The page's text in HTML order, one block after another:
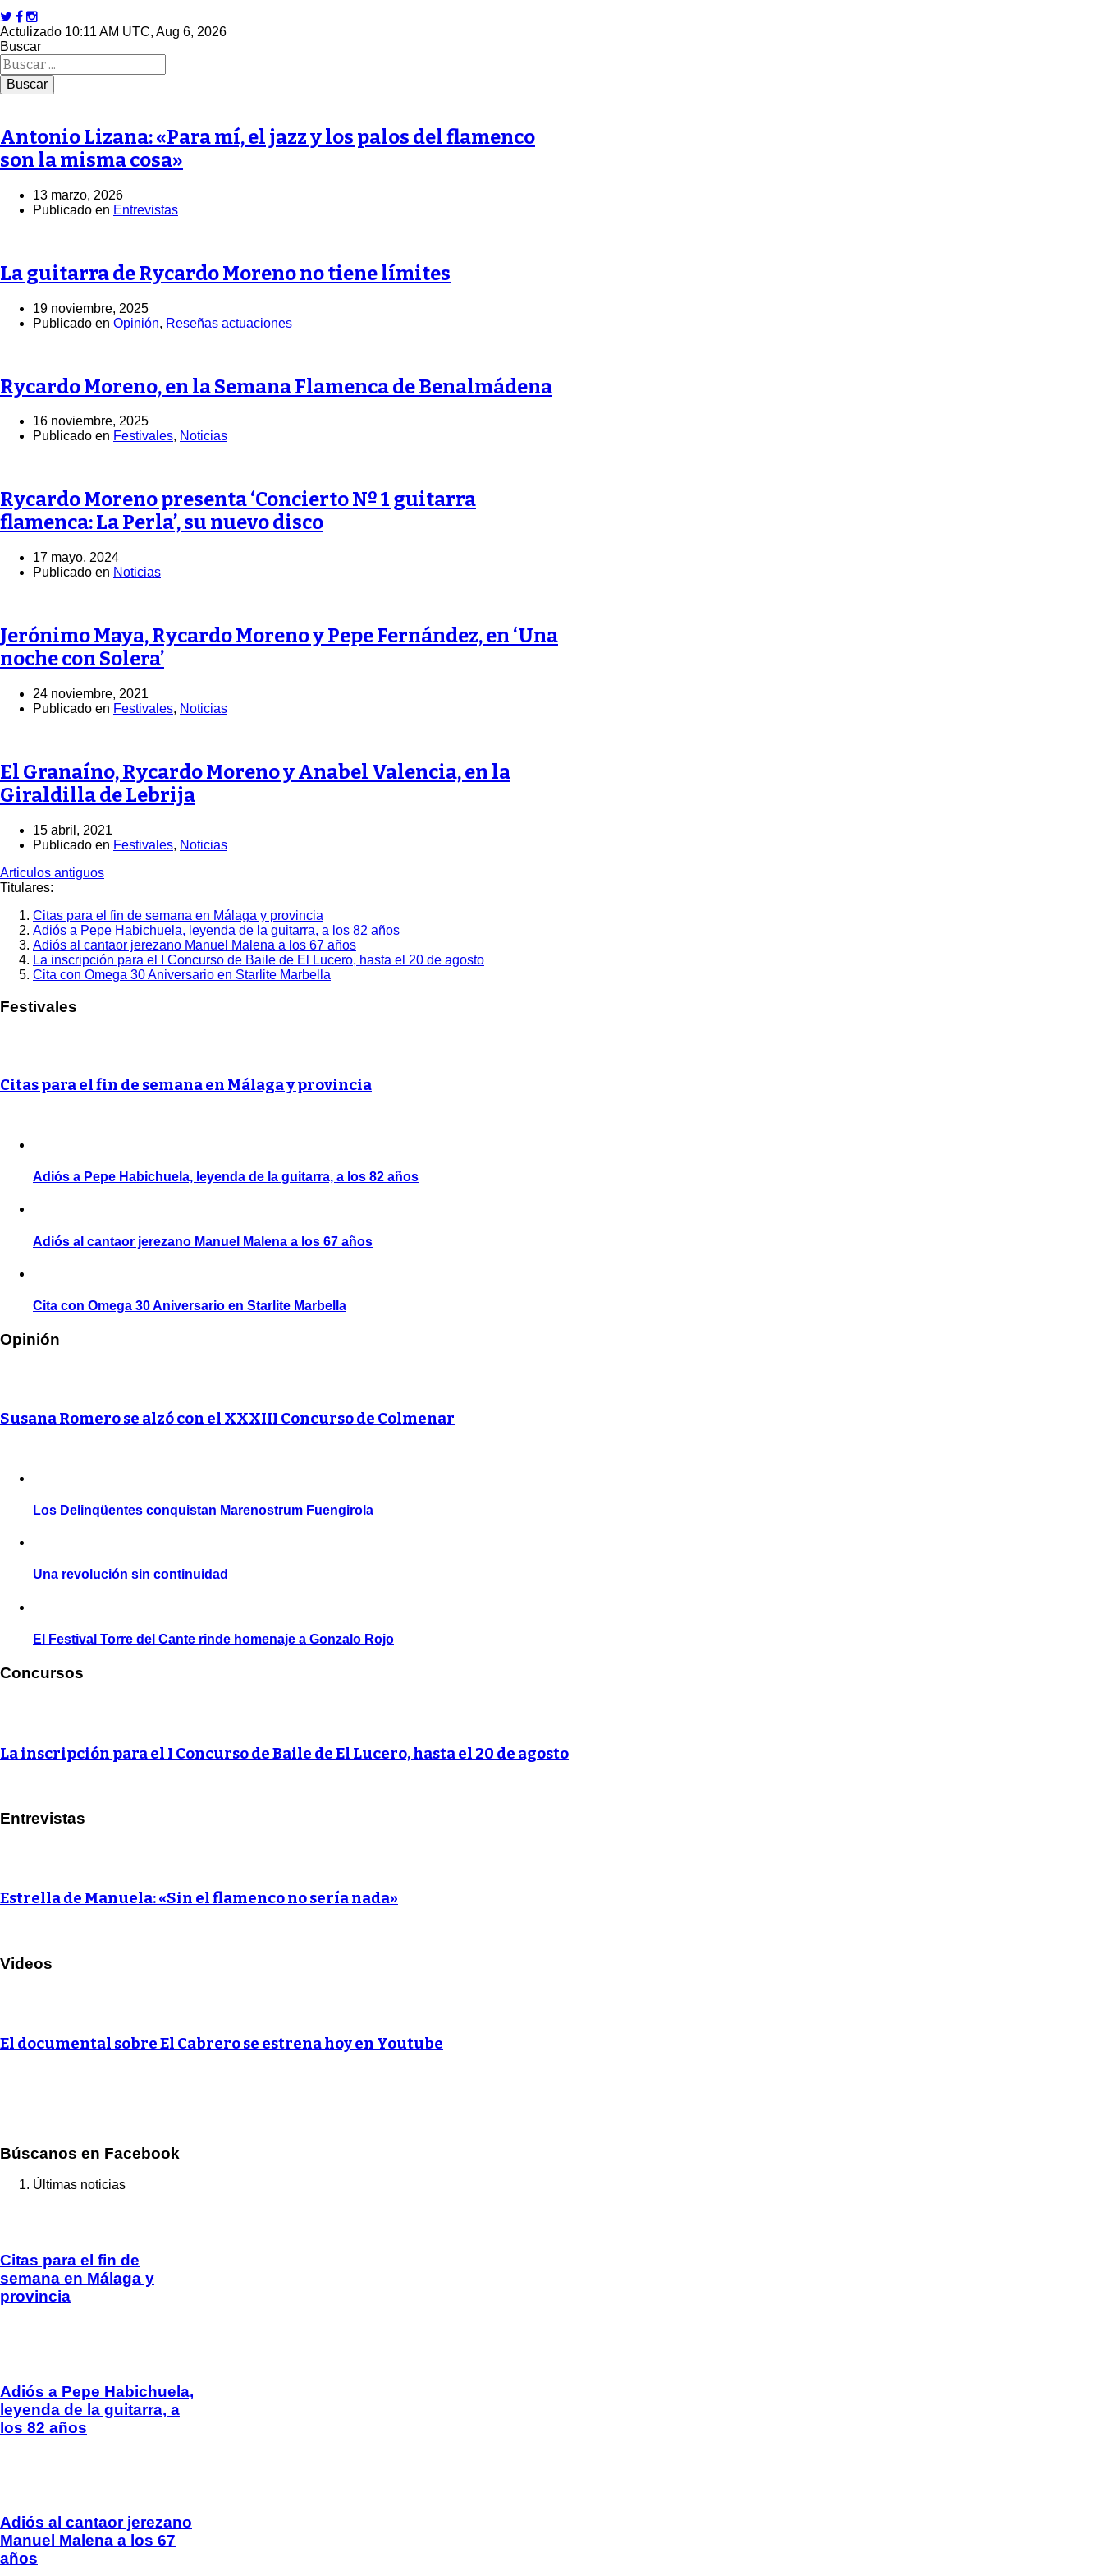
Actulizado 10:11 AM UTC, Aug 6, 2026
Buscar
Antonio Lizana: «Para mí, el jazz y los palos del flamenco
son la misma cosa»
13 marzo, 2026
Publicado en Entrevistas
La guitarra de Rycardo Moreno no tiene límites
19 noviembre, 2025
Publicado en Opinión, Reseñas actuaciones
Rycardo Moreno, en la Semana Flamenca de Benalmádena
16 noviembre, 2025
Publicado en Festivales, Noticias
Rycardo Moreno presenta ‘Concierto Nº 1 guitarra
flamenca: La Perla’, su nuevo disco
17 mayo, 2024
Publicado en Noticias
Jerónimo Maya, Rycardo Moreno y Pepe Fernández, en ‘Una
noche con Solera’
24 noviembre, 2021
Publicado en Festivales, Noticias
El Granaíno, Rycardo Moreno y Anabel Valencia, en la
Giraldilla de Lebrija
15 abril, 2021
Publicado en Festivales, Noticias
Articulos antiguos
Titulares:
Citas para el fin de semana en Málaga y provincia
Adiós a Pepe Habichuela, leyenda de la guitarra, a los 82 años
Adiós al cantaor jerezano Manuel Malena a los 67 años
La inscripción para el I Concurso de Baile de El Lucero, hasta el 20 de agosto
Cita con Omega 30 Aniversario en Starlite Marbella
Festivales
Citas para el fin de semana en Málaga y provincia
Adiós a Pepe Habichuela, leyenda de la guitarra, a los 82 años
Adiós al cantaor jerezano Manuel Malena a los 67 años
Cita con Omega 30 Aniversario en Starlite Marbella
Opinión
Susana Romero se alzó con el XXXIII Concurso de Colmenar
Los Delinqüentes conquistan Marenostrum Fuengirola
Una revolución sin continuidad
El Festival Torre del Cante rinde homenaje a Gonzalo Rojo
Concursos
La inscripción para el I Concurso de Baile de El Lucero, hasta el 20 de agosto
Entrevistas
Estrella de Manuela: «Sin el flamenco no sería nada»
Videos
El documental sobre El Cabrero se estrena hoy en Youtube
Búscanos en Facebook
Últimas noticias
Citas para el fin de
semana en Málaga y
provincia
Adiós a Pepe Habichuela,
leyenda de la guitarra, a
los 82 años
Adiós al cantaor jerezano
Manuel Malena a los 67
años